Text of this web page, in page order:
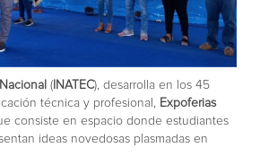
( INATEC), desarrolla en los 45
técnica y profesional,
Expoferias
consiste en espacio donde estudiantes
ideas novedosas plasmadas en